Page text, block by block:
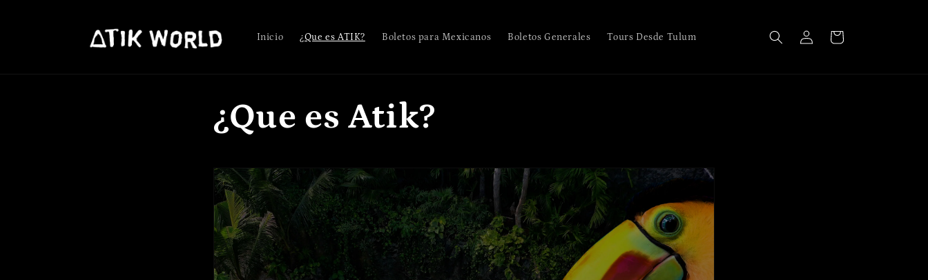
Inicio ¿Que es ATIK? Boletos para Mexicanos Boletos Generales Tours Desde Tulum
sesión
Carrito
¿Que es Atik?